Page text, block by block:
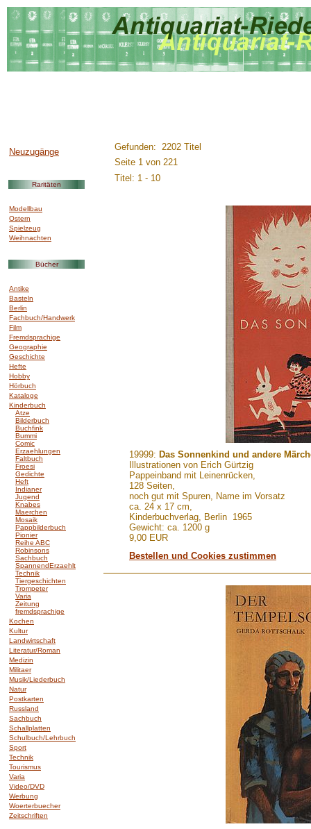
Neuzugänge
Raritäten
Modellbau
Ostern
Spielzeug
Weihnachten
Bücher
Antike
Basteln
Berlin
Fachbuch/Handwerk
Film
Fremdsprachige
Geographie
Geschichte
Hefte
Hobby
Hörbuch
Kataloge
Kinderbuch
Atze
Bilderbuch
Buchfink
Bummi
Comic
Erzaehlungen
Faltbuch
Froesi
Gedichte
Heft
Indianer
Jugend
Knabes
Maerchen
Mosaik
Pappbilderbuch
Pionier
Reihe ABC
Robinsons
Sachbuch
SpannendErzaehlt
Technik
Tiergeschichten
Trompeter
Varia
Zeitung
fremdsprachige
Kochen
Kultur
Landwirtschaft
Literatur/Roman
Medizin
Militaer
Musik/Liederbuch
Natur
Postkarten
Russland
Sachbuch
Schallplatten
Schulbuch/Lehrbuch
Sport
Technik
Tourismus
Varia
Video/DVD
Werbung
Woerterbuecher
Zeitschriften
Gefunden: 2202 Titel
Seite 1 von 221
Titel: 1 - 10
19999: Das Sonnenkind und andere
Illustrationen von Erich Gürtzig
Pappeinband mit Leinenrücken,
128 Seiten,
noch gut mit Spuren, Name im Vorsatz
ca. 24 x 17 cm,
Kinderbuchverlag, Berlin 1965
Gewicht: ca. 1200 g
9,00 EUR
Bestellen und Cookies zustimmen